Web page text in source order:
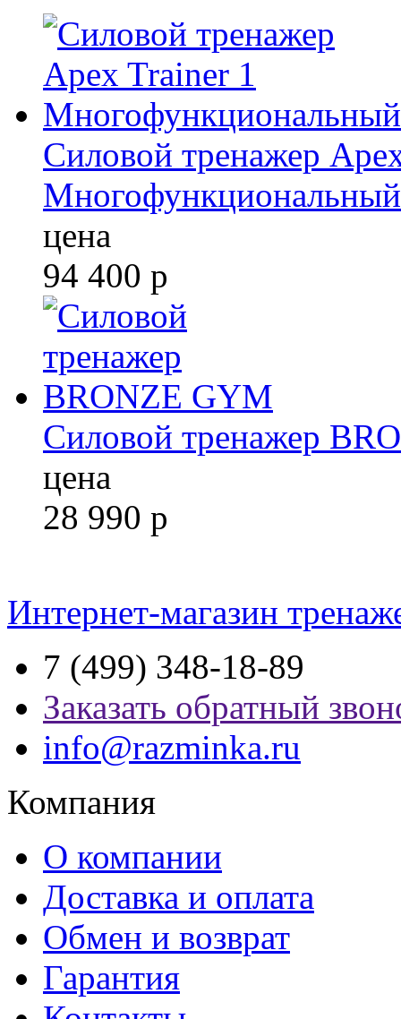
Силовой тренажер
Многофункциональный
цена
94 400 р
Силовой тренажер
цена
28 990 р
Интернет-магазин
7 (499) 348-18-89
Заказать обратный
info@razminka.ru
Компания
О компании
Доставка и оплата
Обмен и возврат
Гарантия